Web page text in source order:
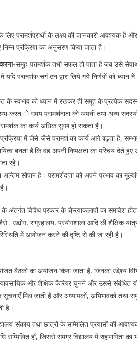
लिए परामर्शप्रार्थी के लक्ष्य की जानकारी आवश्यक
प्रक्रिया का अनुसरण किया जाता है।
समूह-परामर्शक तभी सफल हो पाता है जब उसे
यदि परामर्शक सगं ठन द्वारा लिये गये निर्णयों को ध्यान
के स्वभाव को ध्यान में रखकर ही समूह के प्रत्येक
करत े समय परामर्शदाता को अपनी तथा अन्य
का कार्य अधिक सुगम हो सकता है।
प्रक्रिया में जैसे-जैसे परामर्श का कार्य आगे बढ़ता है,
बनता है कि वह अपनी निष्पक्षता का परिचय देते
रहे।
अन्तिम सोपान है। परामर्शदाता को अपने प्रभाव का
के अंतर्गत विविध प्रकार के क्रियाकलापों का समावेश
जैसे : उद्योग, संग्रहालय, प्रयोगशाला आदि की शैक्षिक
में आयोजन करने की दृष्टि से की जा रही है।
बैठकों का अयोजन किया जाता है, जिनका उद्देश्य
और शैक्षिक कैरियर चुनने और उससे संबंधित
सूचनाएँ मिल जाती है और अध्यापकों, अभिभावकों तथा
है।
संकाय तथा छात्रों के सम्मिलित प्रयासों की
सम्मिलित हों, जिससे समग्र विद्यालय में सहभागिता